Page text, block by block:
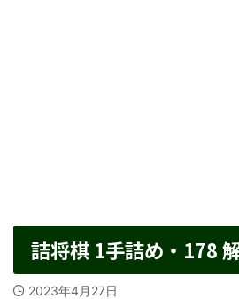
詰将棋 1手詰め・178
2023年4月27日